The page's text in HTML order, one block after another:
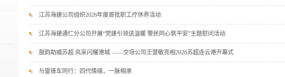
江苏海建公司组织2026年度首批职工疗休养活动
江苏海建通仁分公司开展“党建引领送温暖 警民同心筑平安”主题慰问活动
鼓韵助威苏超 风采闪耀港城 ——交培公司王慧敏亮相2026苏超连云港开幕式
与雷锋车同行：四代情缘，一脉相承